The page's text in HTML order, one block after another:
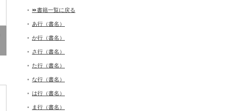
⏩書籍一覧に戻る
あ行（書名）
か行（書名）
さ行（書名）
た行（書名）
な行（書名）
は行（書名）
ま行（書名）